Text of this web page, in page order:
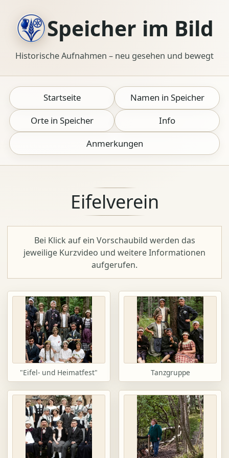
Speicher im Bild
Historische Aufnahmen – neu gesehen und bewegt
Startseite
Namen in Speicher
Orte in Speicher
Info
Anmerkungen
Eifelverein
Bei Klick auf ein Vorschaubild werden das
jeweilige Kurzvideo und weitere Informationen
aufgerufen.
"Eifel- und Heimatfest" Tanzgruppe